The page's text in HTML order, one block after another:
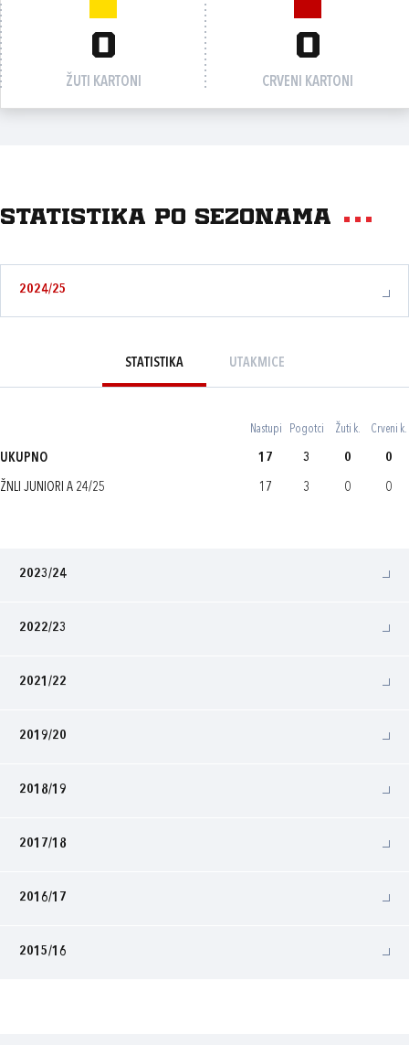
0
ŽUTI KARTONI
0
CRVENI KARTONI
Statistika po sezonama
2024/25
STATISTIKA UTAKMICE
Nastupi Pogotci Žuti k. Crveni k.
UKUPNO 17 3 0 0
ŽNLI JUNIORI A 24/25 17 3 0 0
2023/24
2022/23
2021/22
2019/20
2018/19
2017/18
2016/17
2015/16